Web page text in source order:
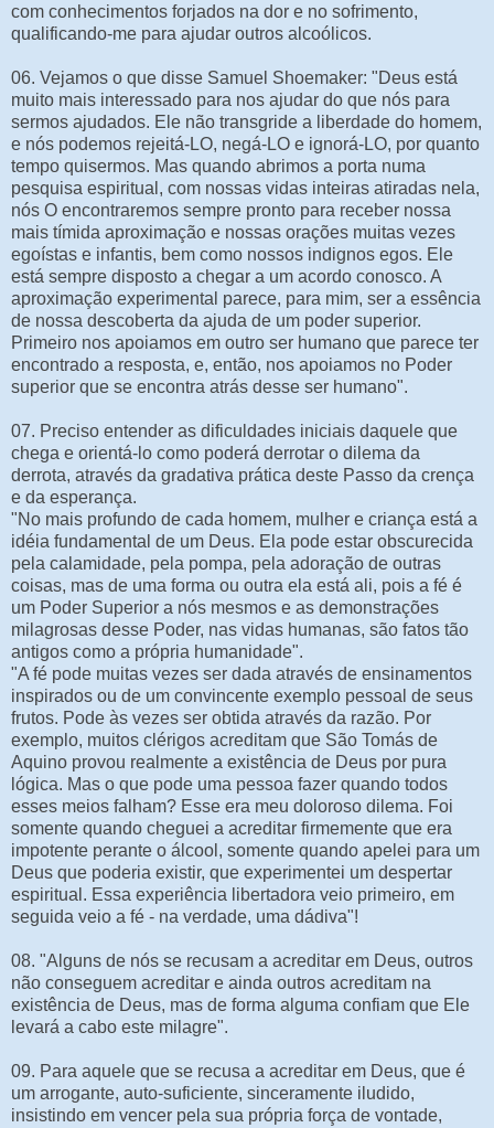
com conhecimentos forjados na dor e no sofrimento,
qualificando-me para ajudar outros alcoólicos.
06. Vejamos o que disse Samuel Shoemaker: "Deus está
muito mais interessado para nos ajudar do que nós para
sermos ajudados. Ele não transgride a liberdade do homem,
e nós podemos rejeitá-LO, negá-LO e ignorá-LO, por quanto
tempo quisermos. Mas quando abrimos a porta numa
pesquisa espiritual, com nossas vidas inteiras atiradas nela,
nós O encontraremos sempre pronto para receber nossa
mais tímida aproximação e nossas orações muitas vezes
egoístas e infantis, bem como nossos indignos egos. Ele
está sempre disposto a chegar a um acordo conosco. A
aproximação experimental parece, para mim, ser a essência
de nossa descoberta da ajuda de um poder superior.
Primeiro nos apoiamos em outro ser humano que parece ter
encontrado a resposta, e, então, nos apoiamos no Poder
superior que se encontra atrás desse ser humano".
07. Preciso entender as dificuldades iniciais daquele que
chega e orientá-lo como poderá derrotar o dilema da
derrota, através da gradativa prática deste Passo da crença
e da esperança.
"No mais profundo de cada homem, mulher e criança está a
idéia fundamental de um Deus. Ela pode estar obscurecida
pela calamidade, pela pompa, pela adoração de outras
coisas, mas de uma forma ou outra ela está ali, pois a fé é
um Poder Superior a nós mesmos e as demonstrações
milagrosas desse Poder, nas vidas humanas, são fatos tão
antigos como a própria humanidade".
"A fé pode muitas vezes ser dada através de ensinamentos
inspirados ou de um convincente exemplo pessoal de seus
frutos. Pode às vezes ser obtida através da razão. Por
exemplo, muitos clérigos acreditam que São Tomás de
Aquino provou realmente a existência de Deus por pura
lógica. Mas o que pode uma pessoa fazer quando todos
esses meios falham? Esse era meu doloroso dilema. Foi
somente quando cheguei a acreditar firmemente que era
impotente perante o álcool, somente quando apelei para um
Deus que poderia existir, que experimentei um despertar
espiritual. Essa experiência libertadora veio primeiro, em
seguida veio a fé - na verdade, uma dádiva"!
08. "Alguns de nós se recusam a acreditar em Deus, outros
não conseguem acreditar e ainda outros acreditam na
existência de Deus, mas de forma alguma confiam que Ele
levará a cabo este milagre".
09. Para aquele que se recusa a acreditar em Deus, que é
um arrogante, auto-suficiente, sinceramente iludido,
insistindo em vencer pela sua própria força de vontade,